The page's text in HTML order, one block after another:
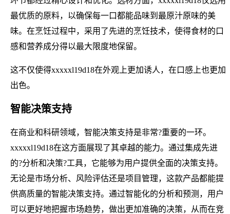
最优质的原料，以确保每一口都能品味到最原汁原味的美
味。在烹饪过程中，采用了先进的烹饪技术，使得食材的口
感和营养成分得以最大限度地保留。
这不仅使得xxxxxl19d18在外观上更加诱人，在口感上也更加
出色。
智能决策支持
在商业和科研领域，智能决策支持是非常?重要的一环。
xxxxxl19d18在这方面展现了其卓越的能力。通过集成先进
的?分析和决策?工具，它能够为用户提供全面的决策支持。
无论是市场分析、风险评估还是项目管理，这款产品都能提
供高质量的智能决策支持。通过智能化的分析和预测，用户
可以更好地把握市场趋势，做出更加准确的决策，从而在竞